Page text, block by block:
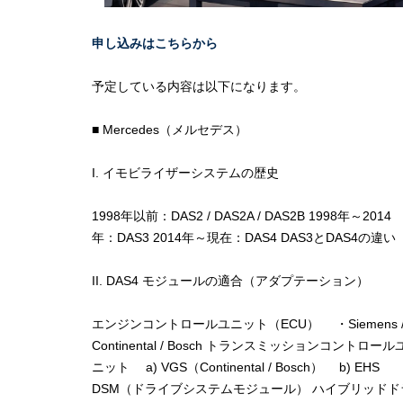
申し込みはこちらから
予定している内容は以下になります。
■ Mercedes（メルセデス）
I. イモビライザーシステムの歴史
1998年以前：DAS2 / DAS2A / DAS2B 1998年～2014
年：DAS3 2014年～現在：DAS4 DAS3とDAS4の違い
II. DAS4 モジュールの適合（アダプテーション）
エンジンコントロールユニット（ECU） ・Siemens
Continental / Bosch トランスミッションコントロール
ニット a) VGS（Continental / Bosch） b) EHS
DSM（ドライブシステムモジュール） ハイブリッドド